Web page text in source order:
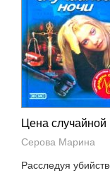
Цена случайной
Серова Марина
Расследуя